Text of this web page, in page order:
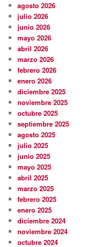
agosto 2026
julio 2026
junio 2026
mayo 2026
abril 2026
marzo 2026
febrero 2026
enero 2026
diciembre 2025
noviembre 2025
octubre 2025
septiembre 2025
agosto 2025
julio 2025
junio 2025
mayo 2025
abril 2025
marzo 2025
febrero 2025
enero 2025
diciembre 2024
noviembre 2024
octubre 2024